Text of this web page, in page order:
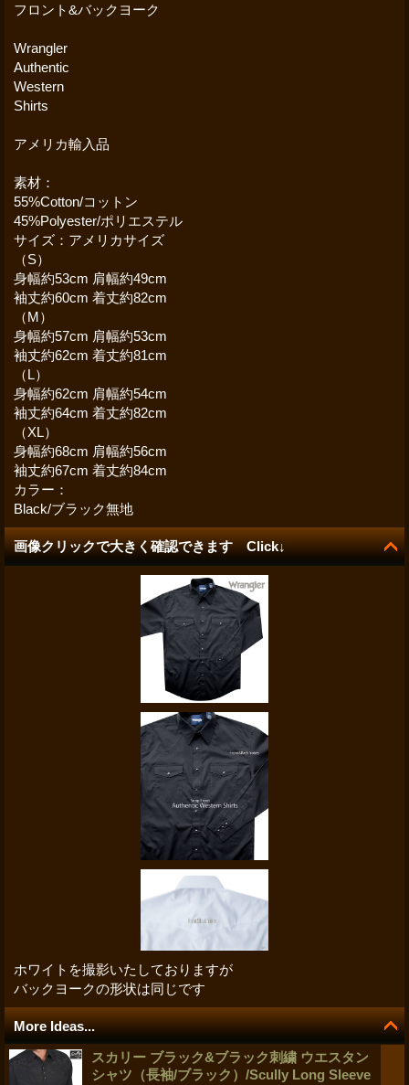
フロント&バックヨーク
Wrangler
Authentic
Western
Shirts
アメリカ輸入品
素材：
55%Cotton/コットン
45%Polyester/ポリエステル
サイズ：アメリカサイズ
（S）
身幅約53cm 肩幅約49cm
袖丈約60cm 着丈約82cm
（M）
身幅約57cm 肩幅約53cm
袖丈約62cm 着丈約81cm
（L）
身幅約62cm 肩幅約54cm
袖丈約64cm 着丈約82cm
（XL）
身幅約68cm 肩幅約56cm
袖丈約67cm 着丈約84cm
カラー：
Black/ブラック無地
画像クリックで大きく確認できます Click↓
ホワイトを撮影いたしておりますが
バックヨークの形状は同じです
More Ideas...
スカリー ブラック&ブラック刺繍 ウエスタン
シャツ（長袖/ブラック）/Scully Long Sleeve